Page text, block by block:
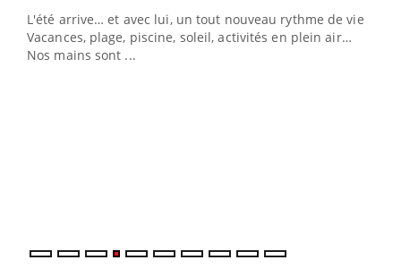
L'été arrive… et avec lui, un tout nouveau rythme de vie !
Vacances, plage, piscine, soleil, activités en plein air…
Nos mains sont ...